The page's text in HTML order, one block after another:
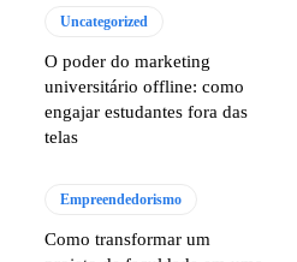
Uncategorized
O poder do marketing
universitário offline: como
engajar estudantes fora das
telas
Empreendedorismo
Como transformar um